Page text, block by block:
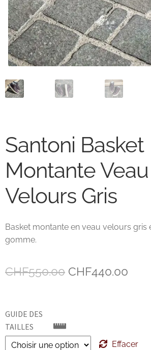
Carlos Santos Chaussures
Carmina
Crockett and Jones
Edward Green
John Lobb Chaussures
Magnanni Chaussures Genève
Matthew Cookson
Paolo Scafora
Santoni
Zonkey Boot
Santoni Basket
Montante Veau
Velours Gris
Basket montante en veau velours gris
gomme.
CHF550.00 Le
CHF550.00.
CHF440.00
GUIDE DES
TAILLES
Effacer